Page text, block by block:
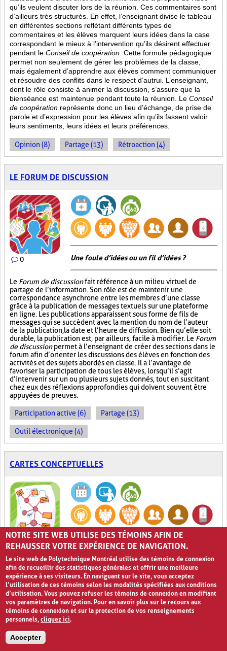
qu’ils veulent discuter lors de la réunion. Ces commentaires sont
d’ailleurs très structurés. En effet, l’enseignant divise le tableau
en différentes sections reflétant différents types de
commentaires et les élèves marquent leurs idées dans la case
correspondant le mieux à l’intervention qu’ils désirent effectuer
pendant le Conseil de coopération . Cette formule pédagogique
permet non seulement de gérer les problèmes de la classe,
mais également d’apprendre aux élèves comment communiquer
et résoudre des conflits dans le respect d’autrui. L’enseignant,
dont le rôle consiste à animer la discussion, s’assure que la
bienséance est maintenue pendant toute la réunion. Le Conseil
de coopération représente donc un lieu d’échange, de prise de
parole et d’expression pour les élèves afin qu’ils fassent valoir
leurs sentiments, leurs idées et leurs préférences.
Opinion (8) Partage (13) Rétroaction (4)
LE FORUM DE DISCUSSION
0 Une foule d’idées ou un fil d’idées ?
Le Forum de discussionfait référence à un milieu virtuel de
partage de l’information. Son rôle est de maintenir une
correspondance asynchrone entre les membres d’une classe
grâce à la publication de messages textuels sur une plateforme
en ligne. Les publications apparaissent sous forme de fils de
messages qui se succèdent avec la mention du nom de l’auteur
de la publication, la date et l’heure de diffusion. Bien qu’elle soit
durable, la publication est, par ailleurs, facile à modifier. Le Forum
de discussionpermet à l’enseignant de créer des sections dans le
forum afin d’orienter les discussions des élèves en fonction des
activités et des sujets abordés en classe. Il a l’avantage de
favoriser la participation de tous les élèves, lorsqu’il s’agit
d’intervenir sur un ou plusieurs sujets donnés, tout en suscitant
chez eux des réflexions approfondies qui doivent souvent être
appuyées de preuves.
Participation active (6) Partage (13)
Outil électronique (4)
CARTES CONCEPTUELLES
0
Organisation visuelle de l'information pour
LesCartes conceptuellesprennent la forme d’un réseau
graphique dans lequel les concepts sont identifiés chacun par un
mot ou un ensemble de mots et représentés par des nœuds. Pour
illustrer les relations entre ces concepts, des flèches lient les
nœuds entre eux. Il est également possible d’étiqueter
textuellement les flèches afin de préciser davantage la nature
des liens établis. Par ailleurs, il est recommandé d'utiliser diverses
couleurs et de représenter les concepts par des dessins, des
images, des graphiques ou des formules de sorte à rendre les
NOTRE SITE WEB UTILISE DES TÉMOINS AFIN DE
REHAUSSER VOTRE EXPÉRIENCE DE NAVIGATION.
Le site web de Polytechnique Montréal utilise des témoins de connexion
afin de recueillir des statistiques générales et offrir une meilleure
expérience à ses visiteurs. En naviguant sur le site, vous acceptez
l’utilisation de ces témoins selon les modalités spécifiées aux conditions
d’utilisation. Vous pouvez refuser les témoins de connexion en modifiant
vos paramètres de navigation. Pour en savoir plus sur le recours aux
témoins de connexion et sur la protection de vos renseignements
personnels,cliquez ici.
Accepter